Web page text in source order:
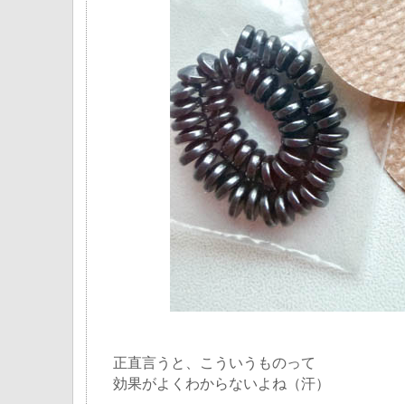
正直言うと、こういうものって
効果がよくわからないよね（汗）